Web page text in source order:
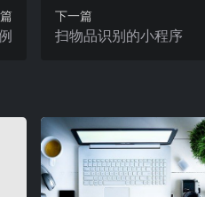
下一篇
扫物品识别的小程序